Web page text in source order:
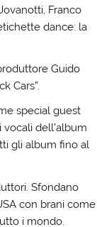
Franco
dance: la
Guido
Cars”.
special guest
dell’album
gli album fino al
Sfondano
con brani come
i mondo.